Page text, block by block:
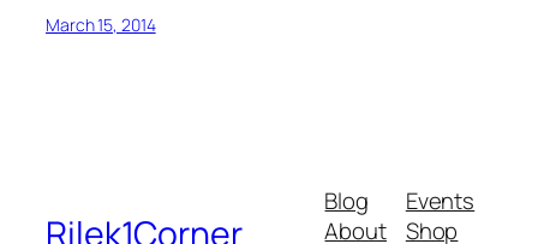
March 15, 2014
Rilek1Corner
Blog
About
Events
Shop